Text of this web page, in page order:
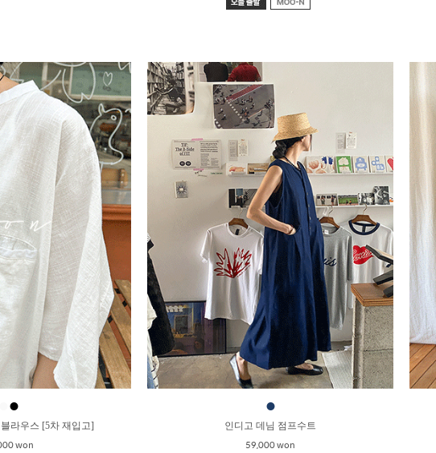
●
라우스 [5차 재입고]
won
●
인디고 데님 점프수트
59,000 won